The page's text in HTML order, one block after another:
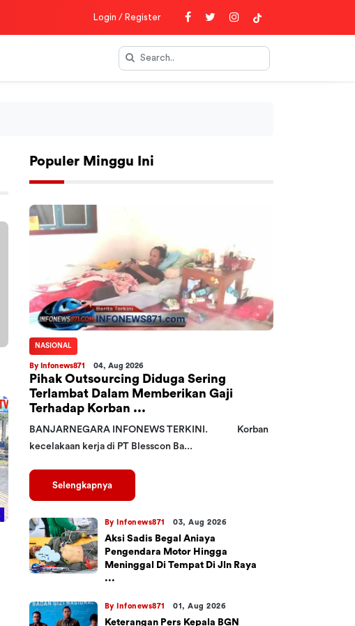
Login / Register
Populer Minggu Ini
NASIONAL
By Infonews871 04, Aug 2026
Pihak Outsourcing Diduga Sering
Terlambat Dalam Memberikan Gaji
Terhadap Korban ...
BANJARNEGARA INFONEWS TERKINI. Korban
kecelakaan kerja di PT Blesscon Ba...
Selengkapnya
By Infonews871 03, Aug 2026
Aksi Sadis Begal Aniaya
Pengendara Motor Hingga
Meninggal Di Tempat Di Jln Raya
...
By Infonews871 01, Aug 2026
Keterangan Pers Kepala BGN